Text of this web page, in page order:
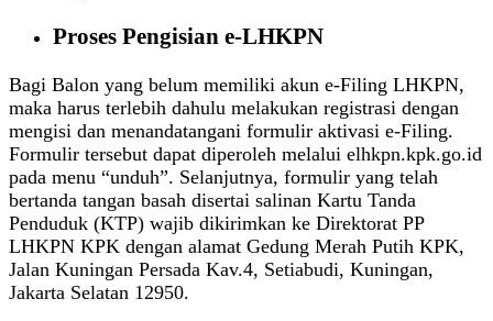
Proses Pengisian e-LHKPN
Bagi Balon yang belum memiliki akun e-Filing LHKPN,
maka harus terlebih dahulu melakukan registrasi dengan
mengisi dan menandatangani formulir aktivasi e-Filing.
Formulir tersebut dapat diperoleh melalui elhkpn.kpk.go.id
pada menu “unduh”. Selanjutnya, formulir yang telah
bertanda tangan basah disertai salinan Kartu Tanda
Penduduk (KTP) wajib dikirimkan ke Direktorat PP
LHKPN KPK dengan alamat Gedung Merah Putih KPK,
Jalan Kuningan Persada Kav.4, Setiabudi, Kuningan,
Jakarta Selatan 12950.